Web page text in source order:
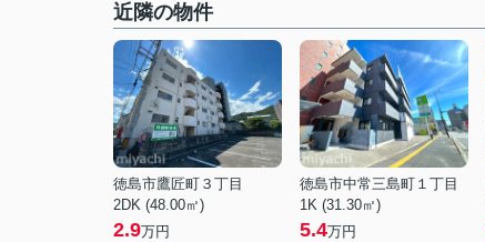
近隣の物件
徳島市鷹匠町３丁目
2DK (48.00㎡)
2.9万円
徳島市中常三島町１丁目
1K (31.30㎡)
5.4万円